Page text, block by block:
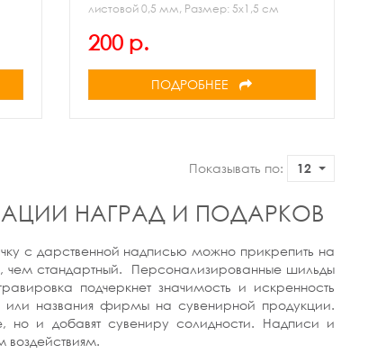
листовой 0,5 мм, Размер: 5х1,5 см
200 р.
ПОДРОБНЕЕ
Показывать по: 12
НАГРАД И ПОДАРКОВ
с дарственной надписью можно прикрепить на
чем стандартный. Персонализированные шильды
подчеркнет значимость и искренность
или названия фирмы на сувенирной продукции.
но и добавят сувениру солидности. Надписи и
воздействиям.